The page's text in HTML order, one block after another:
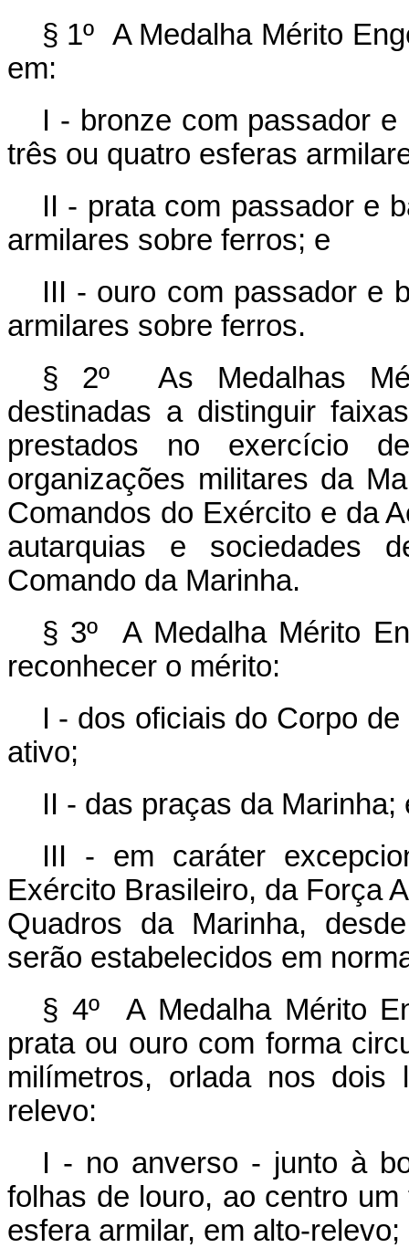
§ 1º A Medalha Mérito
em:
I - bronze com passador
três ou quatro esferas
II - prata com passador e
armilares sobre ferros; e
III - ouro com passador e
armilares sobre ferros.
§ 2º As Medalhas
destinadas a distinguir
prestados no exercício
organizações militares da
Comandos do Exército e da
autarquias e sociedades
Comando da Marinha.
§ 3º A Medalha Mérito
reconhecer o mérito:
I - dos oficiais do Corpo
ativo;
II - das praças da Marinha;
III - em caráter
Exército Brasileiro, da Força
Quadros da Marinha,
serão estabelecidos em
§ 4º A Medalha Mérito
prata ou ouro com forma
milímetros, orlada nos dois
relevo:
I - no anverso - junto à
folhas de louro, ao centro
esfera armilar, em alto-relevo;